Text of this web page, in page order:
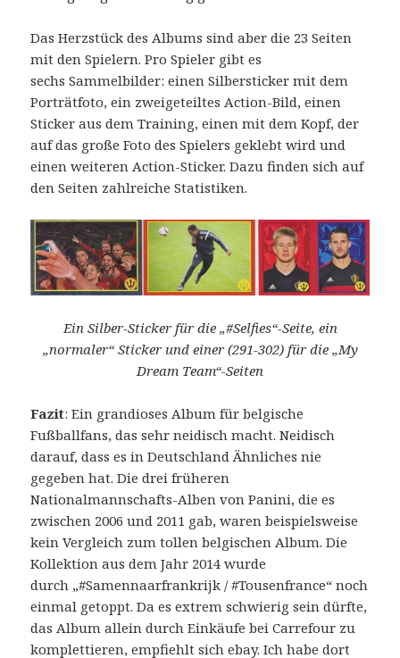
Das Herzstück des Albums sind aber die 23 Seiten
mit den Spielern. Pro Spieler gibt es
sechs Sammelbilder: einen Silbersticker mit dem
Porträtfoto, ein zweigeteiltes Action-Bild, einen
Sticker aus dem Training, einen mit dem Kopf, der
auf das große Foto des Spielers geklebt wird und
einen weiteren Action-Sticker. Dazu finden sich auf
den Seiten zahlreiche Statistiken.
Ein Silber-Sticker für die „#Selfies“-Seite, ein
„normaler“ Sticker und einer (291-302) für die „My
Dream Team“-Seiten
Fazit: Ein grandioses Album für belgische
Fußballfans, das sehr neidisch macht. Neidisch
darauf, dass es in Deutschland Ähnliches nie
gegeben hat. Die drei früheren
Nationalmannschafts-Alben von Panini, die es
zwischen 2006 und 2011 gab, waren beispielsweise
kein Vergleich zum tollen belgischen Album. Die
Kollektion aus dem Jahr 2014 wurde
durch „#Samennaarfrankrijk / #Tousenfrance“ noch
einmal getoppt. Da es extrem schwierig sein dürfte,
das Album allein durch Einkäufe bei Carrefour zu
komplettieren, empfiehlt sich ebay. Ich habe dort